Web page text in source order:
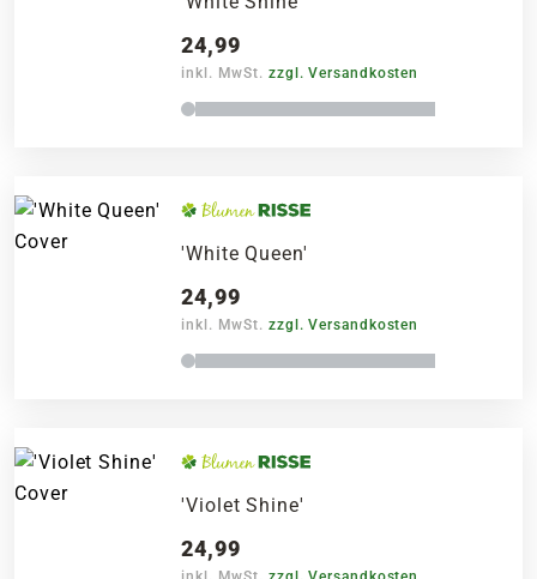
24,99
inkl. MwSt. zzgl. Versandkosten
'White Queen'
24,99
inkl. MwSt. zzgl. Versandkosten
'Violet Shine'
24,99